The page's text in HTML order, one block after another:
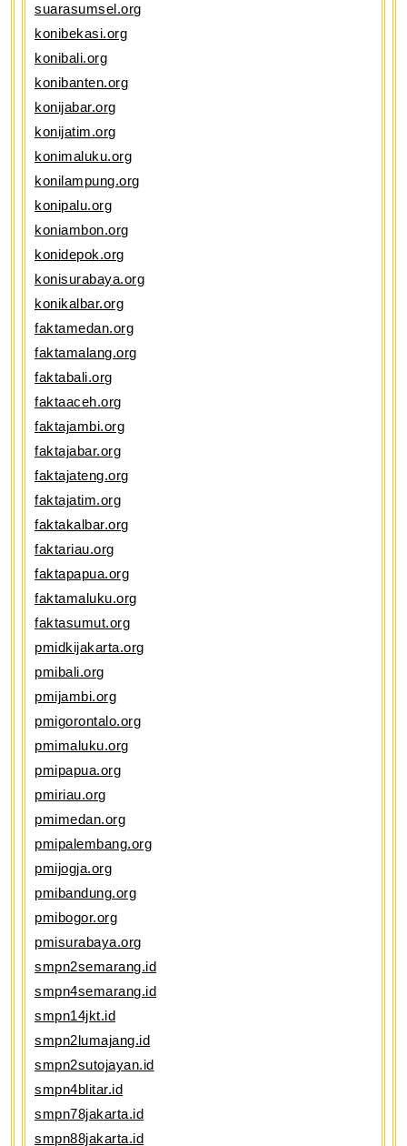
suarasumsel.org
konibekasi.org
konibali.org
konibanten.org
konijabar.org
konijatim.org
konimaluku.org
konilampung.org
konipalu.org
koniambon.org
konidepok.org
konisurabaya.org
konikalbar.org
faktamedan.org
faktamalang.org
faktabali.org
faktaaceh.org
faktajambi.org
faktajabar.org
faktajateng.org
faktajatim.org
faktakalbar.org
faktariau.org
faktapapua.org
faktamaluku.org
faktasumut.org
pmidkijakarta.org
pmibali.org
pmijambi.org
pmigorontalo.org
pmimaluku.org
pmipapua.org
pmiriau.org
pmimedan.org
pmipalembang.org
pmijogja.org
pmibandung.org
pmibogor.org
pmisurabaya.org
smpn2semarang.id
smpn4semarang.id
smpn14jkt.id
smpn2lumajang.id
smpn2sutojayan.id
smpn4blitar.id
smpn78jakarta.id
smpn88jakarta.id